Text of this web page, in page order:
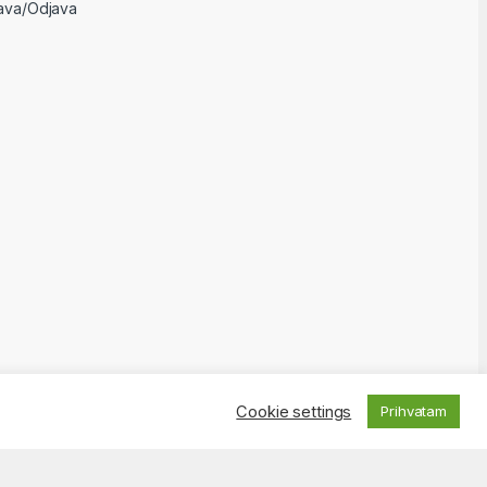
Odjava
Cookie settings Prihvatam